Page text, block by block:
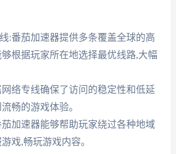
:番茄加速器提供多条覆盖全球的高
根据玩家所在地选择最优线路,大幅
络专线确保了访问的稳定性和低延
畅的游戏体验。
加速器能够帮助玩家绕过各种地域
戏,畅玩游戏内容。